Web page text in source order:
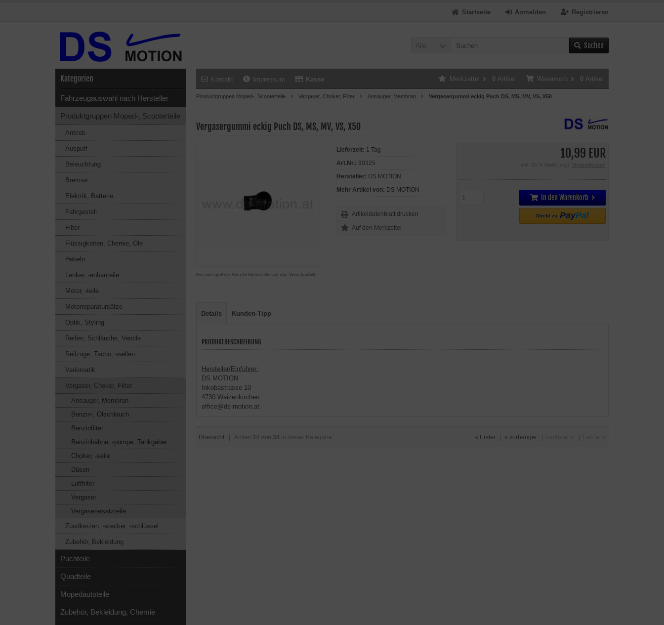
Registrieren
Anmelden
Startseite
Alle Suchen
Kontakt Impressum Kasse Warenkorb 0 Artikel
Merkzettel 0 Artikel
Produktgruppen Moped-, Scooterteile Vergaser, Choker, Filter Ansauger, Membran Vergasergummi eckig Puch DS, MS, MV, VS, X50
Vergasergummi eckig Puch DS, MS, MV, VS, X50
Für eine größere Ansicht klicken Sie auf das Vorschaubild
10,99 EUR
inkl. 20 % MwSt. zzgl. Versandkosten
In den Warenkorb
Direkt zu PayPal
Lieferzeit: 1 Tag
Art.Nr.: 90325
Hersteller: DS MOTION
Mehr Artikel von: DS MOTION
Artikeldatenblatt drucken
Details Kunden-Tipp
PRODUKTBESCHREIBUNG
Hersteller/Einführer:
DS MOTION
Inkobastrasse 10
4730 Waizenkirchen
office@ds-motion.at
Übersicht | Artikel 34 von 34 in dieser Kategorie « Erster | « vorheriger | |
Kategorien
Fahrzeugauswahl nach Hersteller
Produktgruppen Moped-, Scooterteile
Antrieb
Auspuff
Beleuchtung
Bremse
Elektrik, Batterie
Fahrgestell
Filter
Flüssigkeiten, Chemie, Öle
Hebeln
Lenker, -anbauteile
Motor, -teile
Motorreparatursätze
Optik, Styling
Reifen, Schläuche, Ventile
Seilzüge, Tacho, -wellen
Variomatik
Vergaser, Choker, Filter
Ansauger, Membran
Benzin-, Ölschlauch
Benzinfilter
Benzinhähne, -pumpe, Tankgeber
Choker, -seile
Düsen
Luftfilter
Vergaser
Vergaserersatzteile
Zündkerzen, -stecker, -schlüssel
Zubehör, Bekleidung
Puchteile
Quadteile
Mopedautoteile
Zubehör, Bekleidung, Chemie